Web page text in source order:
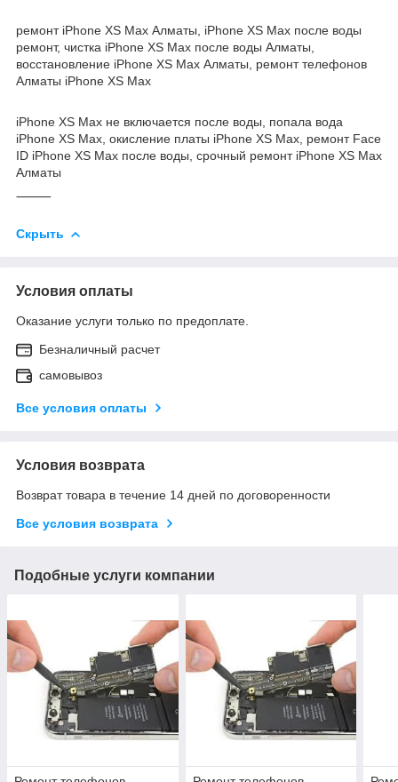
ремонт iPhone XS Max Алматы, iPhone XS Max после воды
ремонт, чистка iPhone XS Max после воды Алматы,
восстановление iPhone XS Max Алматы, ремонт телефонов
Алматы iPhone XS Max
iPhone XS Max не включается после воды, попала вода
iPhone XS Max, окисление платы iPhone XS Max, ремонт Face
ID iPhone XS Max после воды, срочный ремонт iPhone XS Max
Алматы
⸻
Скрыть
Условия оплаты
Оказание услуги только по предоплате.
Безналичный расчет
самовывоз
Все условия оплаты
Условия возврата
Возврат товара в течение 14 дней по договоренности
Все условия возврата
Подобные услуги компании